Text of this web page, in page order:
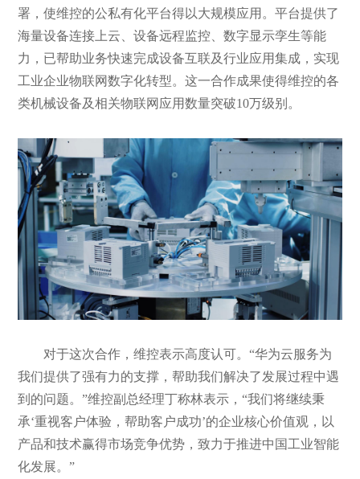
署，使维控的公私有化平台得以大规模应用。平台提供了
海量设备连接上云、设备远程监控、数字显示孪生等能
力，已帮助业务快速完成设备互联及行业应用集成，实现
工业企业物联网数字化转型。这一合作成果使得维控的各
类机械设备及相关物联网应用数量突破10万级别。
对于这次合作，维控表示高度认可。“华为云服务为
我们提供了强有力的支撑，帮助我们解决了发展过程中遇
到的问题。”维控副总经理丁称林表示，“我们将继续秉
承‘重视客户体验，帮助客户成功’的企业核心价值观，以
产品和技术赢得市场竞争优势，致力于推进中国工业智能
化发展。”